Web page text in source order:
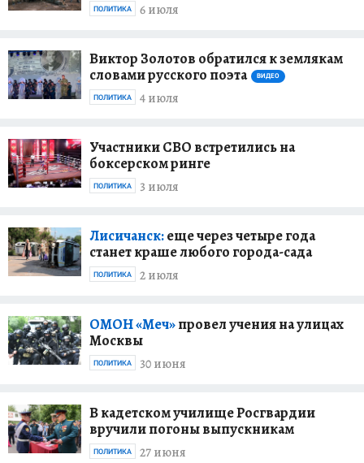
6 июля
ПОЛИТИКА
Виктор Золотов обратился к землякам
словами русского поэта
ВИДЕО
4 июля
ПОЛИТИКА
Участники СВО встретились на
боксерском ринге
3 июля
ПОЛИТИКА
Лисичанск:еще через четыре года
станет краше любого города-сада
2 июля
ПОЛИТИКА
ОМОН «Меч»провел учения на улицах
Москвы
30 июня
ПОЛИТИКА
В кадетском училище Росгвардии
вручили погоны выпускникам
27 июня
ПОЛИТИКА